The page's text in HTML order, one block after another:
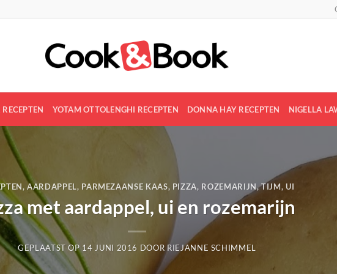
YOTAM OTTOLENGHI RECEPTEN DONNA HAY RECEPTEN NIGELLA
,AARDAPPEL, PARMEZAANSE KAAS, PIZZA, ROZEMARIJN,TIJM, UI
met aardappel, ui en rozemarijn
GEPLAATST OP 14 JUNI 2016 DOORRIEJANNE SCHIMMEL